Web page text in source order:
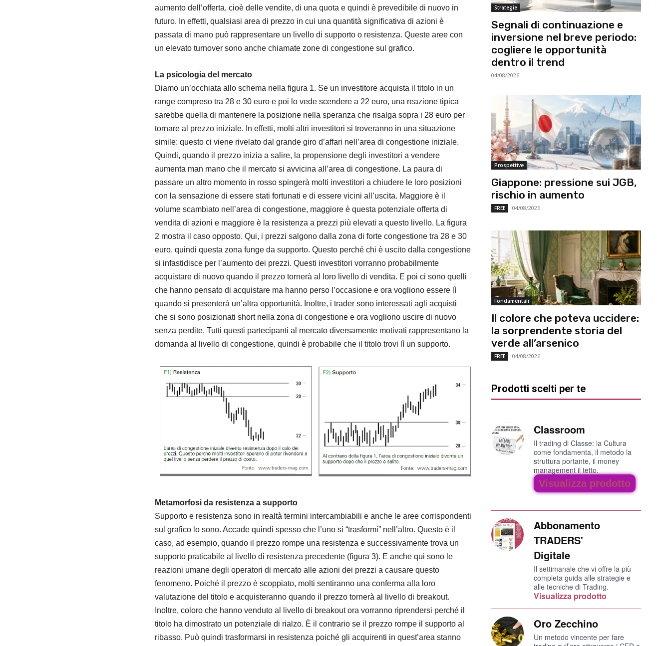
aumento dell’offerta, cioè delle vendite, di una quota e quindi è prevedibile di nuovo in
futuro. In effetti, qualsiasi area di prezzo in cui una quantità significativa di azioni è
passata di mano può rappresentare un livello di supporto o resistenza. Queste aree con
un elevato turnover sono anche chiamate zone di congestione sul grafico.
La psicologia del mercato
Diamo un’occhiata allo schema nella figura 1. Se un investitore acquista il titolo in un
range compreso tra 28 e 30 euro e poi lo vede scendere a 22 euro, una reazione tipica
sarebbe quella di mantenere la posizione nella speranza che risalga sopra i 28 euro per
tornare al prezzo iniziale. In effetti, molti altri investitori si troveranno in una situazione
simile: questo ci viene rivelato dal grande giro d’affari nell’area di congestione iniziale.
Quindi, quando il prezzo inizia a salire, la propensione degli investitori a vendere
aumenta man mano che il mercato si avvicina all’area di congestione. La paura di
passare un altro momento in rosso spingerà molti investitori a chiudere le loro posizioni
con la sensazione di essere stati fortunati e di essere vicini all’uscita. Maggiore è il
volume scambiato nell’area di congestione, maggiore è questa potenziale offerta di
vendita di azioni e maggiore è la resistenza a prezzi più elevati a questo livello. La figura
2 mostra il caso opposto. Qui, i prezzi salgono dalla zona di forte congestione tra 28 e 30
euro, quindi questa zona funge da supporto. Questo perché chi è uscito dalla congestione
si infastidisce per l’aumento dei prezzi. Questi investitori vorranno probabilmente
acquistare di nuovo quando il prezzo tornerà al loro livello di vendita. E poi ci sono quelli
che hanno pensato di acquistare ma hanno perso l’occasione e ora vogliono essere lì
quando si presenterà un’altra opportunità. Inoltre, i trader sono interessati agli acquisti
che si sono posizionati short nella zona di congestione e ora vogliono uscire di nuovo
senza perdite. Tutti questi partecipanti al mercato diversamente motivati ​​rappresentano la
domanda al livello di congestione, quindi è probabile che il titolo trovi lì un supporto.
Metamorfosi da resistenza a supporto
Supporto e resistenza sono in realtà termini intercambiabili e anche le aree corrispondenti
sul grafico lo sono. Accade quindi spesso che l’uno si “trasformi” nell’altro. Questo è il
caso, ad esempio, quando il prezzo rompe una resistenza e successivamente trova un
supporto praticabile al livello di resistenza precedente (figura 3). E anche qui sono le
reazioni umane degli operatori di mercato alle azioni dei prezzi a causare questo
fenomeno. Poiché il prezzo è scoppiato, molti sentiranno una conferma alla loro
valutazione del titolo e acquisteranno quando il prezzo tornerà al livello di breakout.
Inoltre, coloro che hanno venduto al livello di breakout ora vorranno riprendersi perché il
titolo ha dimostrato un potenziale di rialzo. È il contrario se il prezzo rompe il supporto al
ribasso. Può quindi trasformarsi in resistenza poiché gli acquirenti in quest’area stanno
Strategie
Segnali di continuazione e
inversione nel breve periodo:
cogliere le opportunità
dentro il trend
04/08/2026
Prospettive
Giappone: pressione sui JGB,
rischio in aumento
FREE 04/08/2026
Fondamentali
Il colore che poteva uccidere:
la sorprendente storia del
verde all’arsenico
FREE 04/08/2026
Prodotti scelti per te
Classroom
Il trading di Classe: la Cultura
come fondamenta, il metodo la
struttura portante, il money
management il tetto.
Visualizza prodotto
Abbonamento
TRADERS'
Digitale
Il settimanale che vi offre la più
completa guida alle strategie e
alle tecniche di Trading.
Visualizza prodotto
Oro Zecchino
Un metodo vincente per fare